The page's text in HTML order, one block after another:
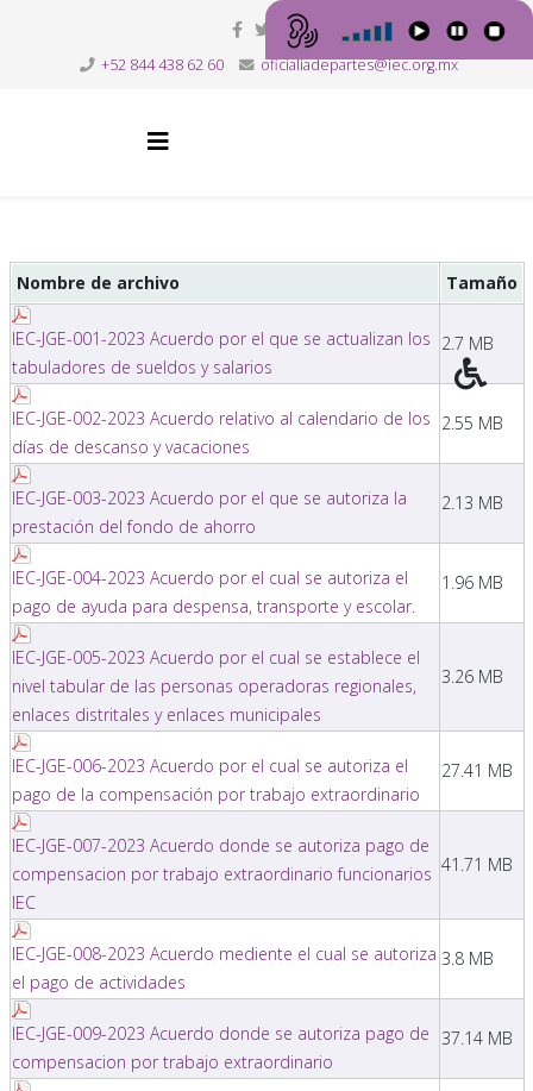
+52 844 438 62 60 oficialiadepartes@iec.org.mx
Nombre de archivo Tamaño
IEC-JGE-001-2023 Acuerdo por el que se actualizan los
tabuladores de sueldos y salarios
2.7 MB
IEC-JGE-002-2023 Acuerdo relativo al calendario de los
días de descanso y vacaciones
2.55 MB
IEC-JGE-003-2023 Acuerdo por el que se autoriza la
prestación del fondo de ahorro
2.13 MB
IEC-JGE-004-2023 Acuerdo por el cual se autoriza el
pago de ayuda para despensa, transporte y escolar.
1.96 MB
IEC-JGE-005-2023 Acuerdo por el cual se establece el
nivel tabular de las personas operadoras regionales,
enlaces distritales y enlaces municipales
3.26 MB
IEC-JGE-006-2023 Acuerdo por el cual se autoriza el
pago de la compensación por trabajo extraordinario
27.41 MB
IEC-JGE-007-2023 Acuerdo donde se autoriza pago de
compensacion por trabajo extraordinario funcionarios
IEC
41.71 MB
IEC-JGE-008-2023 Acuerdo mediente el cual se autoriza
el pago de actividades
3.8 MB
IEC-JGE-009-2023 Acuerdo donde se autoriza pago de
compensacion por trabajo extraordinario
37.14 MB